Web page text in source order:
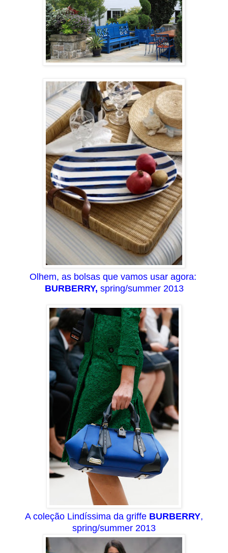
Olhem, as bolsas que vamos usar agora:
BURBERRY, spring/summer 2013
A coleção Lindíssima da griffe BURBERRY,
spring/summer 2013